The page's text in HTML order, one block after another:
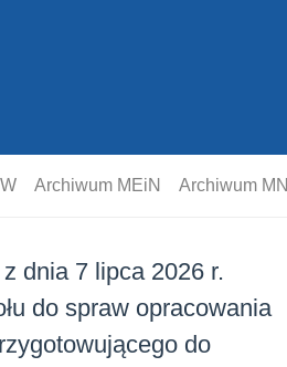
Archiwum MEiN Archiwum MN
dnia 7 lipca 2026 r.
do spraw opracowania
do